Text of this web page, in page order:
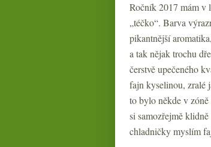
Ročník 2017 mám v
„téčko“. Barva
pikantnější
a tak nějak trochu
čerstvě upečeného
fajn kyselinou, zralé
to bylo někde v
si samozřejmě
chladničky myslím